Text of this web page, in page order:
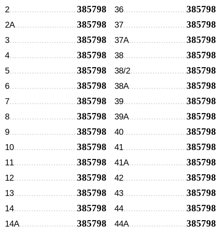
2 385798
2А 385798
3 385798
4 385798
5 385798
6 385798
7 385798
8 385798
9 385798
10 385798
11 385798
12 385798
13 385798
14 385798
14А 385798
36 385798
37 385798
37А 385798
38 385798
38/2 385798
38А 385798
39 385798
39А 385798
40 385798
41 385798
41А 385798
42 385798
43 385798
44 385798
44А 385798